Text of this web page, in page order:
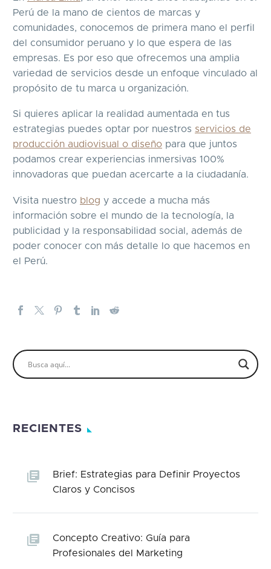
Perú de la mano de cientos de marcas y
comunidades, conocemos de primera mano el perfil
del consumidor peruano y lo que espera de las
empresas. Es por eso que ofrecemos una amplia
variedad de servicios desde un enfoque vinculado al
propósito de tu marca u organización.
Si quieres aplicar la realidad aumentada en tus
estrategias puedes optar por nuestros servicios de
producción audiovisual o diseño para que juntos
podamos crear experiencias inmersivas 100%
innovadoras que puedan acercarte a la ciudadanía.
Visita nuestro blog y accede a mucha más
información sobre el mundo de la tecnología, la
publicidad y la responsabilidad social, además de
poder conocer con más detalle lo que hacemos en
el Perú.
RECIENTES
Brief: Estrategias para Definir Proyectos
Claros y Concisos
Concepto Creativo: Guía para
Profesionales del Marketing